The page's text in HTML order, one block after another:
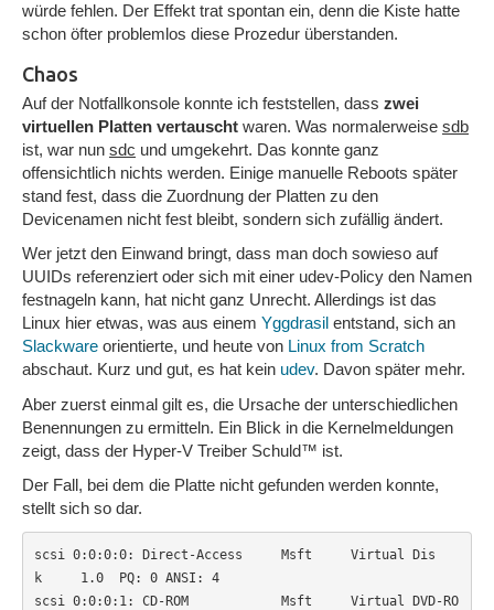
Datenschutz
würde fehlen. Der Effekt trat spontan ein, denn die Kiste hatte
schon öfter problemlos diese Prozedur überstanden.
Chaos
Auf der Notfallkonsole konnte ich feststellen, dass zwei
virtuellen Platten vertauscht waren. Was normalerweise sdb
ist, war nun sdc und umgekehrt. Das konnte ganz
offensichtlich nichts werden. Einige manuelle Reboots später
stand fest, dass die Zuordnung der Platten zu den
Devicenamen nicht fest bleibt, sondern sich zufällig ändert.
Wer jetzt den Einwand bringt, dass man doch sowieso auf
UUIDs referenziert oder sich mit einer udev-Policy den Namen
festnageln kann, hat nicht ganz Unrecht. Allerdings ist das
Linux hier etwas, was aus einem Yggdrasil entstand, sich an
Slackware orientierte, und heute von Linux from Scratch
abschaut. Kurz und gut, es hat kein udev. Davon später mehr.
Aber zuerst einmal gilt es, die Ursache der unterschiedlichen
Benennungen zu ermitteln. Ein Blick in die Kernelmeldungen
zeigt, dass der Hyper-V Treiber Schuld™ ist.
Der Fall, bei dem die Platte nicht gefunden werden konnte,
stellt sich so dar.
scsi 0:0:0:0: Direct-Access     Msft     Virtual Dis
k     1.0  PQ: 0 ANSI: 4
scsi 0:0:0:1: CD-ROM            Msft     Virtual DVD-RO